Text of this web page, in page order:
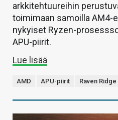
arkkitehtuureihin
toimimaan samoilla AM4-
nykyiset Ryzen-
APU-piirit.
Lue lisää
AMD APU-piirit Raven Ridge